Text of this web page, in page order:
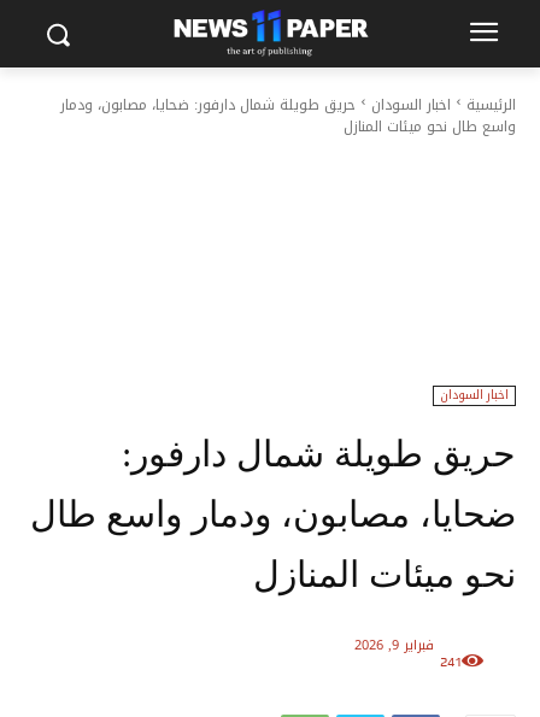
الرئيسية اخبار السودان
حريق طويلة شمال دارفور: ضحايا، مصابون، ودمار
واسع طال نحو ميئات المنازل
اخبار السودان
حريق طويلة شمال دارفور:
ضحايا، مصابون، ودمار واسع طال
نحو ميئات المنازل
فبراير 9, 2026
241